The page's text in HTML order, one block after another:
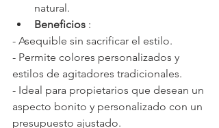
natural.
Beneficios :
- Asequible sin sacrificar el estilo.
- Permite colores personalizados y
estilos de agitadores tradicionales.
- Ideal para propietarios que desean un
aspecto bonito y personalizado con un
presupuesto ajustado.